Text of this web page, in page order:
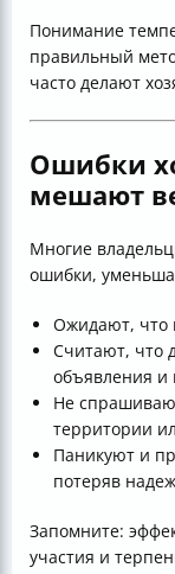
Понимание
правильный
часто делают
Ошибки
мешают
Многие
ошибки,
Ожидают, что
Считают, что
объявления и
Не
территории
Паникуют и
потеряв
Запомните:
участия и